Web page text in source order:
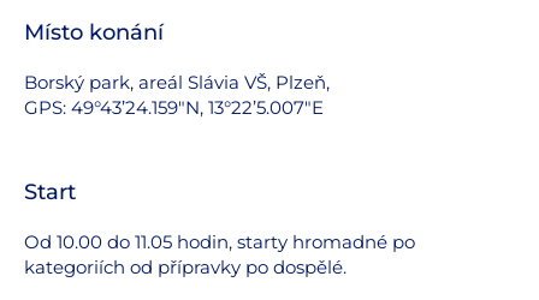
Místo konání
Borský park, areál Slávia VŠ, Plzeň,
GPS: 49°43’24.159″N, 13°22’5.007″E
Start
Od 10.00 do 11.05 hodin, starty hromadné po
kategoriích od přípravky po dospělé.